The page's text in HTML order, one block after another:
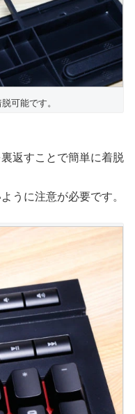
可能です。
返すことで簡単に着脱
うに注意が必要です。